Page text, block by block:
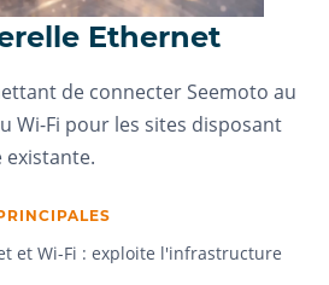
Ethernet
de connecter Seemoto au
Wi-Fi pour les sites disposant
et Wi-Fi : exploite l'infrastructure